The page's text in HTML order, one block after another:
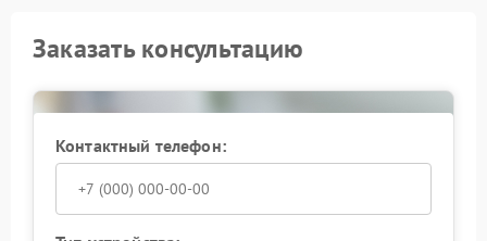
Заказать консультацию
Контактный телефон: